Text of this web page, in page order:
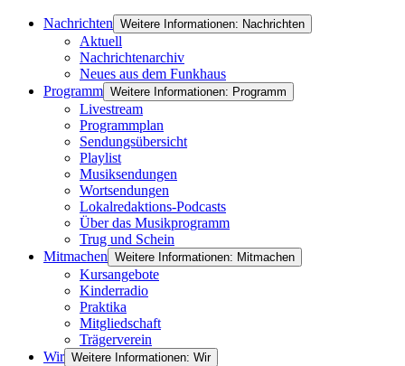
Nachrichten Weitere Informationen: Nachrichten
Aktuell
Nachrichtenarchiv
Neues aus dem Funkhaus
Programm Weitere Informationen: Programm
Livestream
Programmplan
Sendungsübersicht
Playlist
Musiksendungen
Wortsendungen
Lokalredaktions-Podcasts
Über das Musikprogramm
Trug und Schein
Mitmachen Weitere Informationen: Mitmachen
Kursangebote
Kinderradio
Praktika
Mitgliedschaft
Trägerverein
Wir Weitere Informationen: Wir